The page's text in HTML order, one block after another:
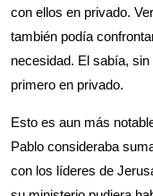
con ellos en privado.
también podía
necesidad. El sabía,
primero en privado.
Esto es aun más
Pablo consideraba
con los líderes de